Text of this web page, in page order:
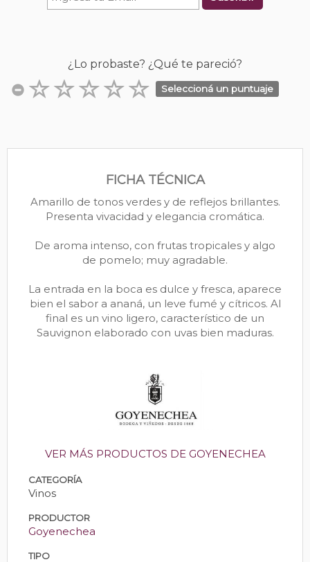
¿Lo probaste? ¿Qué te pareció?
Seleccioná un puntuaje
FICHA TÉCNICA
Amarillo de tonos verdes y de reflejos brillantes.
Presenta vivacidad y elegancia cromática.
De aroma intenso, con frutas tropicales y algo
de pomelo; muy agradable.
La entrada en la boca es dulce y fresca, aparece
bien el sabor a ananá, un leve fumé y cítricos. Al
final es un vino ligero, característico de un
Sauvignon elaborado con uvas bien maduras.
VER MÁS PRODUCTOS DE GOYENECHEA
CATEGORÍA
Vinos
PRODUCTOR
Goyenechea
TIPO